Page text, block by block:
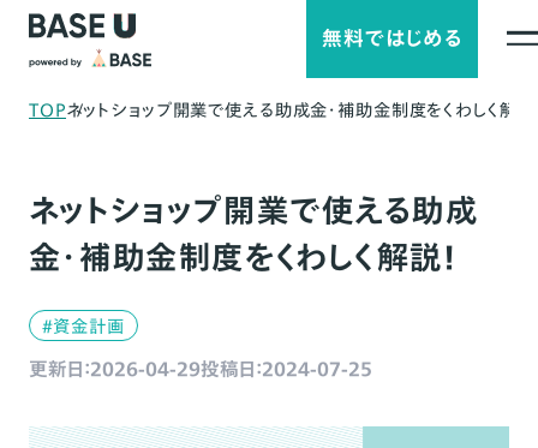
無料ではじめる
TOPネットショップ開業で使える助成金・補助金制度をくわしく解説
ネットショップ開業で使える助成
金・補助金制度をくわしく解説！
#資金計画
更新日：2026-04-29投稿日：2024-07-25